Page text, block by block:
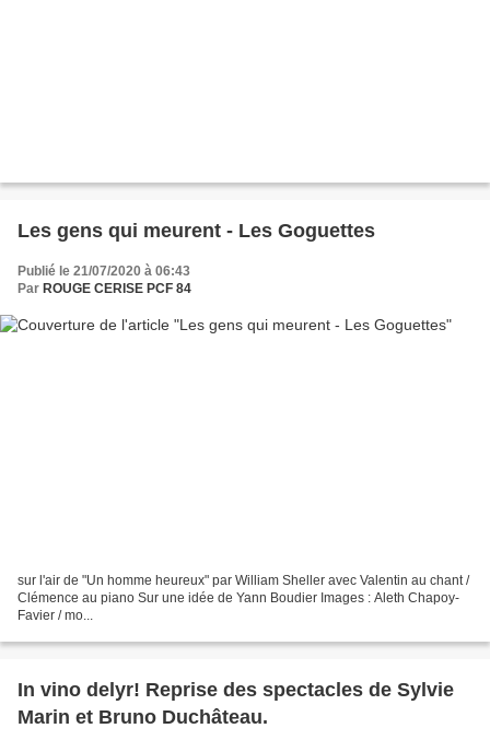
Les gens qui meurent - Les Goguettes
Publié le 21/07/2020 à 06:43
Par ROUGE CERISE PCF 84
sur l'air de "Un homme heureux" par William Sheller avec Valentin au chant /
Clémence au piano Sur une idée de Yann Boudier Images : Aleth Chapoy-
Favier / mo...
In vino delyr! Reprise des spectacles de Sylvie
Marin et Bruno Duchâteau.